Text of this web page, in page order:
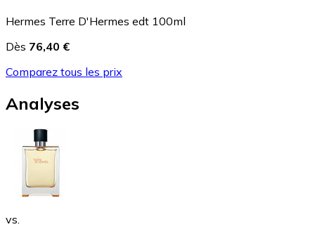
Hermes Terre D'Hermes edt 100ml
Dès 76,40 €
Comparez tous les prix
Analyses
vs.